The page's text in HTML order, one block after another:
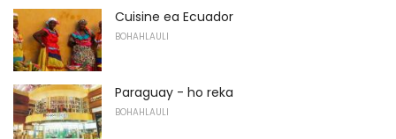
Cuisine ea Ecuador
BOHAHLAULI
Paraguay - ho reka
BOHAHLAULI